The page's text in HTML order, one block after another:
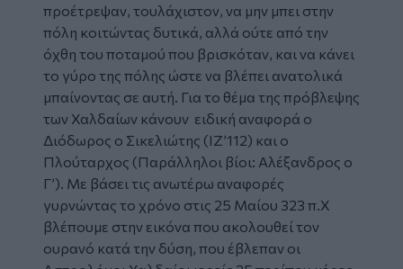
προέτρεψαν, τουλάχιστον, να μην μπει στην
πόλη κοιτώντας δυτικά, αλλά ούτε από την
όχθη του ποταμού που βρισκόταν, και να κάνει
το γύρο της πόλης ώστε να βλέπει ανατολικά
μπαίνοντας σε αυτή. Για το θέμα της πρόβλεψης
των Χαλδαίων κάνουν ειδική αναφορά ο
Διόδωρος ο Σικελιώτης (ΙΖ’112) και ο
Πλούταρχος (Παράλληλοι βίοι: Αλέξανδρος ο
Γ’). Με βάσει τις ανωτέρω αναφορές
γυρνώντας το χρόνο στις 25 Μαίου 323 π.Χ
βλέπουμε στην εικόνα που ακολουθεί τον
ουρανό κατά την δύση, που έβλεπαν οι